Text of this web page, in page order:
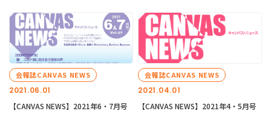
2021.06.01
会報誌CANVAS NEWS
【CANVAS NEWS】2021年6・7月号
2021.04.01
会報誌CANVAS NEWS
【CANVAS NEWS】2021年4・5月号